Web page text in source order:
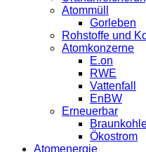
Atommüll
Gorleben
Rohstoffe und
Atomkonzerne
E.on
RWE
Vattenfall
EnBW
Erneuerbar
Ökostrom
Atomenergie